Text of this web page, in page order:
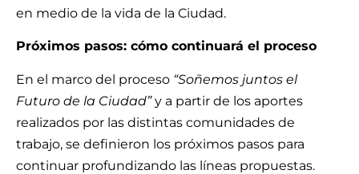
en medio de la vida de la Ciudad.
Próximos pasos: cómo continuará el proceso
En el marco del proceso “Soñemos juntos el
Futuro de la Ciudad”y a partir de los aportes
realizados por las distintas comunidades de
trabajo, se definieron los próximos pasos para
continuar profundizando las líneas propuestas.